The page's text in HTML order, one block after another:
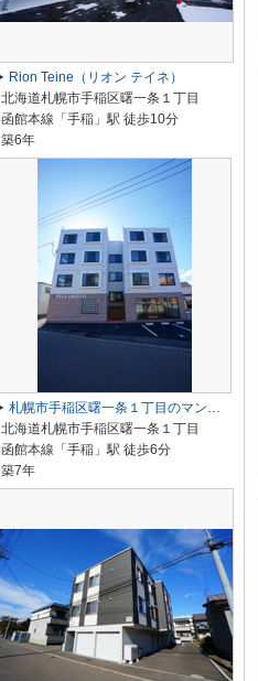
Rion Teine（リオン テイネ）
北海道札幌市手稲区曙一条１丁目
函館本線「手稲」駅 徒歩10分
築6年
札幌市手稲区曙一条１丁目のマンション
北海道札幌市手稲区曙一条１丁目
函館本線「手稲」駅 徒歩6分
築7年